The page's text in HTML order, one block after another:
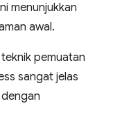
menunjukkan
awal.
pemuatan
sangat jelas